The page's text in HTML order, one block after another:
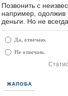
Позвонить с
например, одолжив
деньги. Но не
Да, отвечаю.
Не отвечаю.
ЖАЛОБА